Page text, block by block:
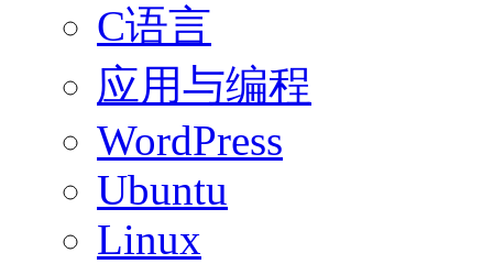
C语言
应用与编程
WordPress
Ubuntu
Linux